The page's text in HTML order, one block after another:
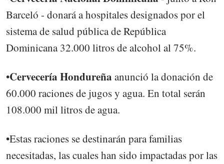
Barceló - donará a hospitales designados por el
sistema de salud pública de República
Dominicana 32.000 litros de alcohol al 75%.
•Cervecería Hondureña anunció la donación de
60.000 raciones de jugos y agua. En total serán
108.000 mil litros de agua.
•Estas raciones se destinarán para familias
necesitadas, las cuales han sido impactadas por las